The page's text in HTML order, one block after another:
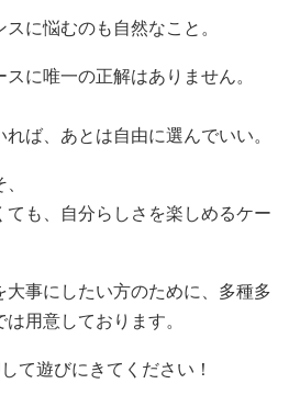
に悩むのも自然なこと。
に唯一の正解はありません。
ば、あとは自由に選んでいい。
も、自分らしさを楽しめるケー
事にしたい方のために、多種多
用意しております。
て遊びにきてください！